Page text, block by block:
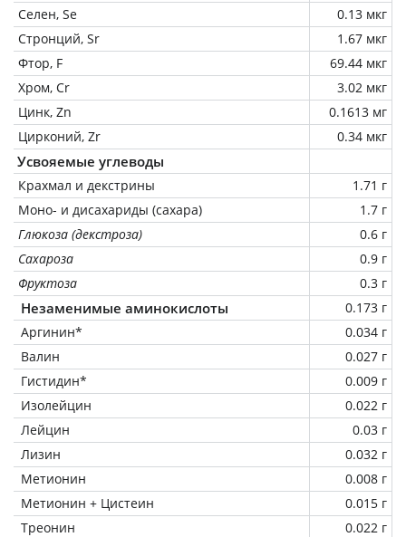
Селен, Se
0.13 мкг
Стронций, Sr
1.67 мкг
Фтор, F
69.44 мкг
Хром, Cr
3.02 мкг
Цинк, Zn
0.1613 мг
Цирконий, Zr
0.34 мкг
Усвояемые углеводы
Крахмал и декстрины
1.71 г
Моно- и дисахариды (сахара)
1.7 г
Глюкоза (декстроза)
0.6 г
Сахароза
0.9 г
Фруктоза
0.3 г
Незаменимые аминокислоты
0.173 г
Аргинин*
0.034 г
Валин
0.027 г
Гистидин*
0.009 г
Изолейцин
0.022 г
Лейцин
0.03 г
Лизин
0.032 г
Метионин
0.008 г
Метионин + Цистеин
0.015 г
Треонин
0.022 г